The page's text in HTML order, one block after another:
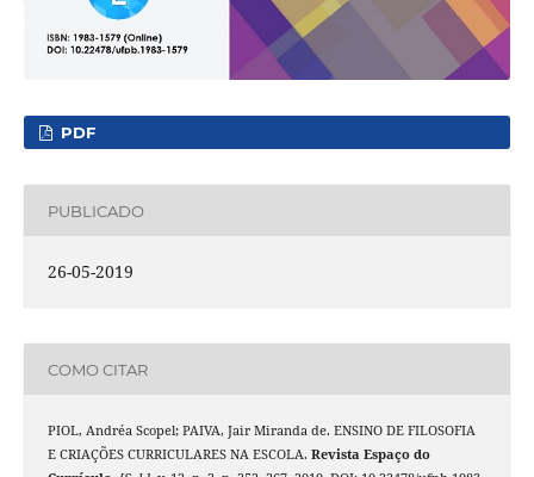
PDF
PUBLICADO
26-05-2019
COMO CITAR
PIOL, Andréa Scopel; PAIVA, Jair Miranda de. ENSINO DE FILOSOFIA
E CRIAÇÕES CURRICULARES NA ESCOLA. Revista Espaço do